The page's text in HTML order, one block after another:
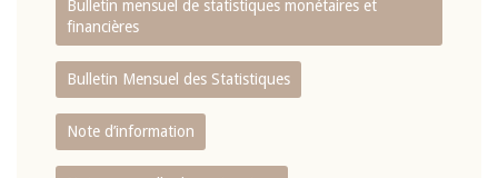
Bulletin mensuel de statistiques monétaires et
financières
Bulletin Mensuel des Statistiques
Note d’information